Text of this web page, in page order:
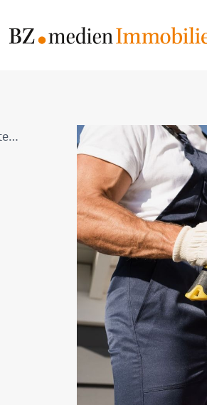
Frühjahrscheck für die Immobilie: So erhalten und steigern Sie den Hauswert